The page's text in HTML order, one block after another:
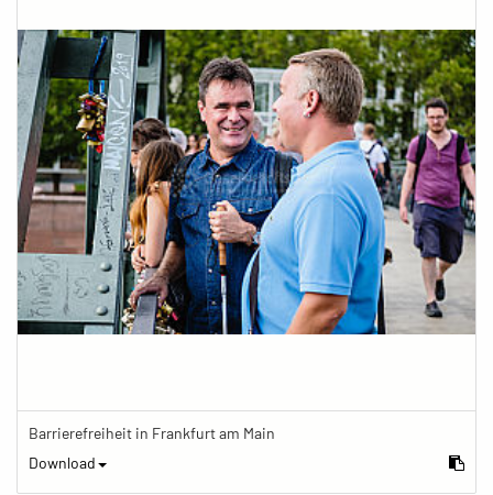
Barrierefreiheit in Frankfurt am Main
Download